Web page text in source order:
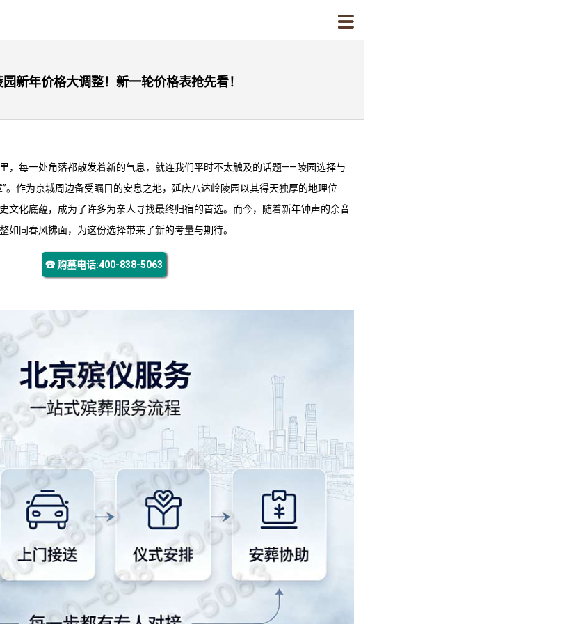
新年价格大调整！新一轮价格表抢先看！
，每一处角落都散发着新的气息，就连我们平时不太触及的话题——陵园选择与
。作为京城周边备受瞩目的安息之地，延庆八达岭陵园以其得天独厚的地理位
文化底蕴，成为了许多为亲人寻找最终归宿的首选。而今，随着新年钟声的余音
如同春风拂面，为这份选择带来了新的考量与期待。
☎ 购墓电话:400-838-5063